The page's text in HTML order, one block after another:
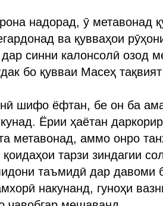
надорад, ӯ метавонад
ва қувваҳои
синни калонсолӣ озод
бо қувваи Масеҳ
шифо ёфтан, бе он ба
Ёрии ҳаётан
метавонад, аммо онро
тарзи зиндагии
таъмидӣ дар давоми
накунанд, гуноҳи